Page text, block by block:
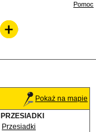
Pomoc
Pokaż na mapie
PRZESIADKI
Przesiadki